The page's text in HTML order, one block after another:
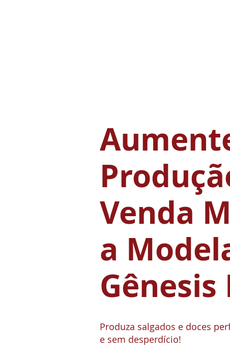
Venda
a
Gênesis
Produza salgados e doces
e sem desperdício!